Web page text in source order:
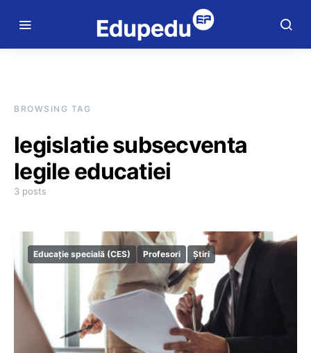
BROWSING TAG
legislatie subsecventa
legile educatiei
3 posts
Educație specială (CES) Profesori Știri